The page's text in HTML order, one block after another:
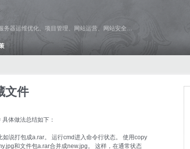
务器运维优化、项目管理、网站运营、网站安全…
文件
体做法总结如下：
说打包成a.rar。 运行cmd进入命令行状态。 使用copy
和文件包a.rar合并成new.jpg。 这样，在通常状态